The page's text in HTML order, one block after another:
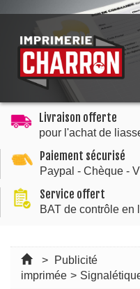
Livraison offerte
pour l'achat de
Paiement sécurisé
Paypal - Chèque -
Service offert
BAT de contrôle en
>
Publicité
imprimée >